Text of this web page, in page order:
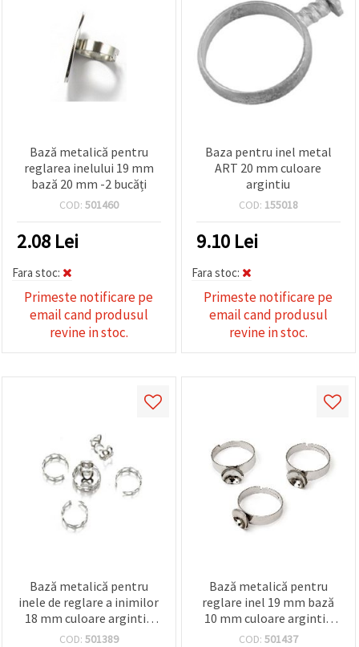
Bază metalică pentru
reglarea inelului 19 mm
bază 20 mm -2 bucăți
COD: 501460
2.08 Lei
Fara stoc:
Primeste notificare pe
email cand produsul
revine in stoc.
Baza pentru inel metal
ART 20 mm culoare
argintiu
COD: 155018
9.10 Lei
Fara stoc:
Primeste notificare pe
email cand produsul
revine in stoc.
Bază metalică pentru
inele de reglare a inimilor
18 mm culoare argintiu
-10 bucăți
COD: 501389
Bază metalică pentru
reglare inel 19 mm bază
10 mm culoare argintiu
-10 bucăți
COD: 501437